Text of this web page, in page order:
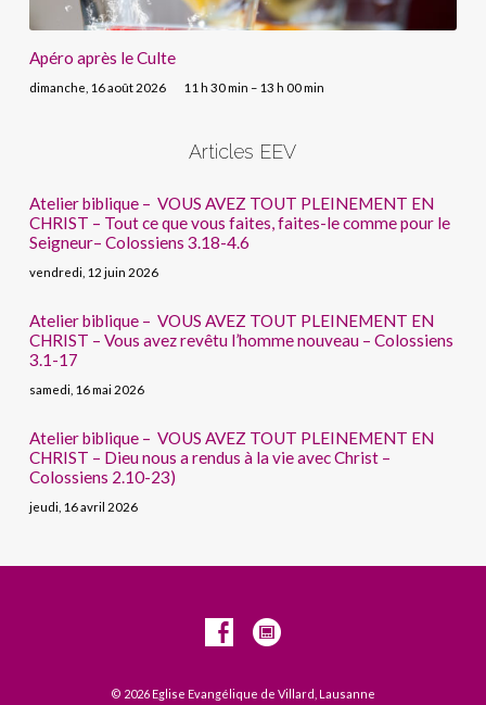
Apéro après le Culte
dimanche, 16 août 2026 11 h 30 min – 13 h 00 min
Articles EEV
Atelier biblique – VOUS AVEZ TOUT PLEINEMENT EN
CHRIST – Tout ce que vous faites, faites-le comme pour le
Seigneur– Colossiens 3.18-4.6
vendredi, 12 juin 2026
Atelier biblique – VOUS AVEZ TOUT PLEINEMENT EN
CHRIST – Vous avez revêtu l’homme nouveau – Colossiens
3.1-17
samedi, 16 mai 2026
Atelier biblique – VOUS AVEZ TOUT PLEINEMENT EN
CHRIST – Dieu nous a rendus à la vie avec Christ –
Colossiens 2.10-23)
jeudi, 16 avril 2026
© 2026 Eglise Evangélique de Villard, Lausanne